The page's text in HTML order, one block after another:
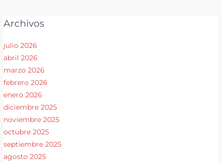
Archivos
julio 2026
abril 2026
marzo 2026
febrero 2026
enero 2026
diciembre 2025
noviembre 2025
octubre 2025
septiembre 2025
agosto 2025